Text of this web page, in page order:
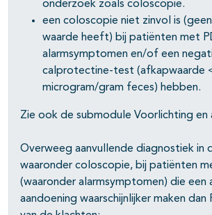
onderzoek zoals coloscopie.
een coloscopie niet zinvol is
waarde heeft) bij patiënten met
alarmsymptomen en/of een
calprotectine-test (afkapwaarde
microgram/gram feces) hebben.
Zie ook de submodule Voorlichting en
Overweeg aanvullende diagnostiek in
waaronder coloscopie, bij patiënten
(waaronder alarmsymptomen) die een
aandoening waarschijnlijker maken dan